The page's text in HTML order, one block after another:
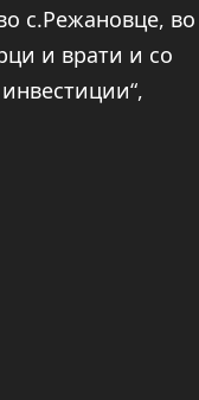
с.Режановце, во
и врати и со